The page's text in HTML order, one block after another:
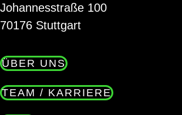
Johannesstraße 100
70176 Stuttgart
ÜBER UNS
TEAM / KARRIERE